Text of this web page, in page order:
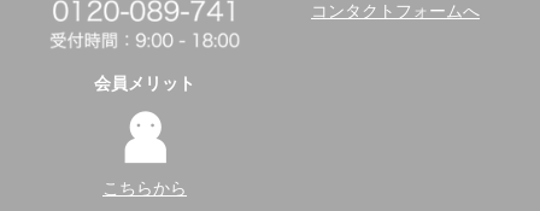
コンタクトフォームへ
会員メリット
こちらから